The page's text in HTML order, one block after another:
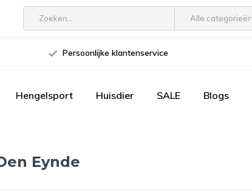
Alle categorieën
Persoonlijke klantenservice
Hengelsport Huisdier SALE Blogs
Eynde